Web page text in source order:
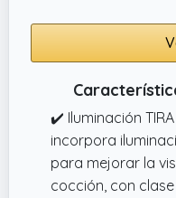
✔️ Iluminación
incorpora
para mejorar la
cocción, con